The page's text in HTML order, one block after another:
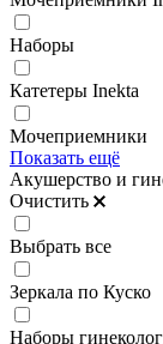
Наборы
Катетеры Inekta
Мочеприемники
Показать ещё
Акушерство и
Очистить
Выбрать все
Зеркала по Куско
Наборы